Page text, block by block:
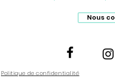
Nous
Politique de confidentialité